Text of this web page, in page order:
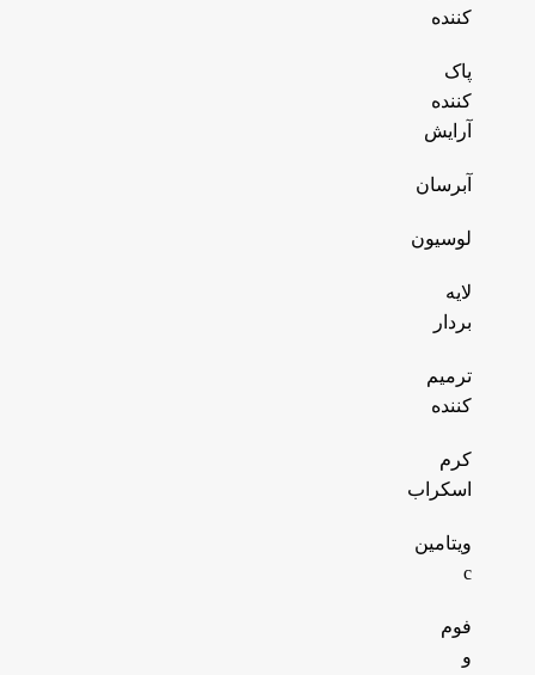
کننده
پاک
کننده
آرایش
آبرسان
لوسیون
لایه
بردار
ترمیم
کننده
کرم
اسکراب
ویتامین
c
فوم
و